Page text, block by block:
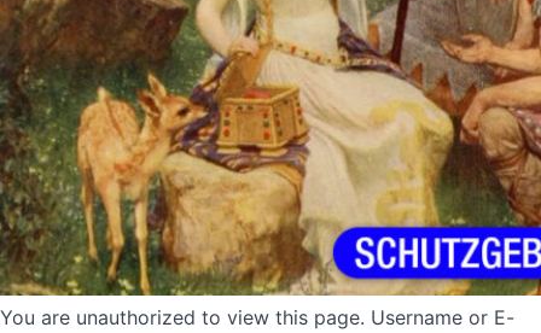
You are unauthorized to view this page. Username or E-